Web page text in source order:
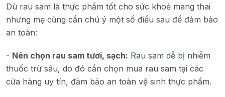
Dù rau sam là thực phẩm tốt cho sức khoẻ mang thai
nhưng mẹ cũng cần chú ý một số điều sau để đảm bảo
an toàn:
- Nên chọn rau sam tươi, sạch: Rau sam dễ bị nhiễm
thuốc trừ sâu, do đó cần chọn mua rau sam tại các
cửa hàng uy tín, đảm bảo an toàn vệ sinh thực phẩm.